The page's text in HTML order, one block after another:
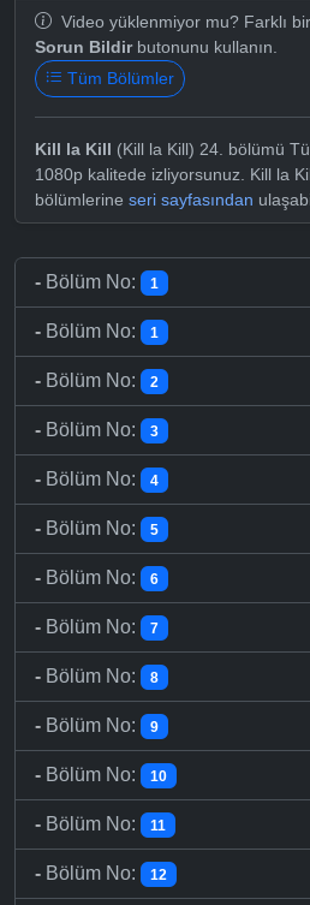
Video yüklenmiyor mu? Farklı
Sorun Bildirbutonunu kullanın.
Tüm Bölümler
Kill la Kill (Kill la Kill) 24. bölümü
1080p kalitede izliyorsunuz. Kill la
bölümlerine seri sayfasından
- Bölüm No: 1
- Bölüm No: 1
- Bölüm No: 2
- Bölüm No: 3
- Bölüm No: 4
- Bölüm No: 5
- Bölüm No: 6
- Bölüm No: 7
- Bölüm No: 8
- Bölüm No: 9
- Bölüm No: 10
- Bölüm No: 11
- Bölüm No: 12